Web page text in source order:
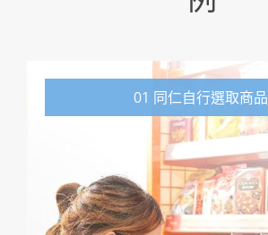
01 同仁自行選取商品